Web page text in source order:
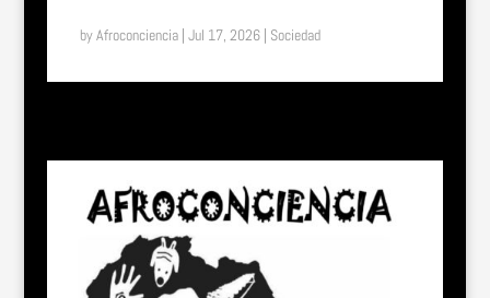
byAfroconciencia| Jul 17, 2026| Sociedad